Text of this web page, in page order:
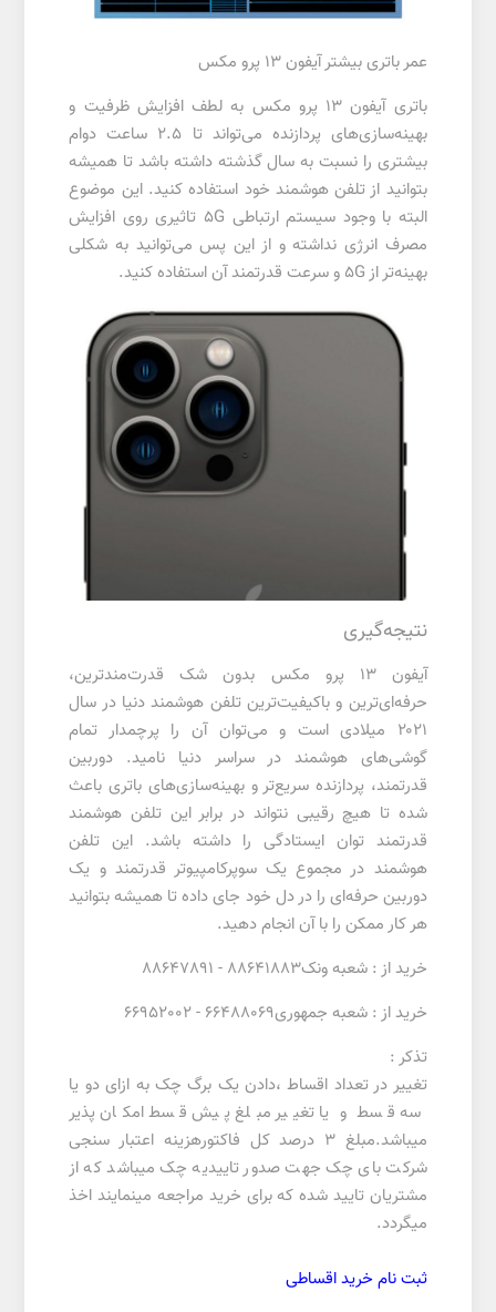
عمر باتری بیشتر آیفون 13 پرو مکس
باتری آیفون ۱۳ پرو مکس به لطف افزایش ظرفیت و
بهینه‌سازی‌های پردازنده می‌تواند تا ۲.۵ ساعت دوام
بیشتری را نسبت به سال گذشته داشته باشد تا همیشه
بتوانید از تلفن هوشمند خود استفاده کنید. این موضوع
البته با وجود سیستم ارتباطی 5G تاثیری روی افزایش
مصرف انرژی نداشته و از این پس می‌توانید به شکلی
بهینه‌تر از 5G و سرعت قدرتمند آن استفاده کنید.
نتیجه‌گیری
آیفون 13 پرو مکس بدون شک قدرت‌مند‌ترین،
حرفه‌ای‌ترین و باکیفیت‌ترین تلفن هوشمند دنیا در سال
۲۰۲۱ میلادی است و می‌توان آن را پرچمدار تمام
گوشی‌های هوشمند در سراسر دنیا نامید. دوربین
قدرتمند، پردازنده سریع‌تر و بهینه‌سازی‌های باتری باعث
شده تا هیچ رقیبی نتواند در برابر این تلفن هوشمند
قدرتمند توان ایستادگی را داشته باشد. این تلفن
هوشمند در مجموع یک سوپرکامپیوتر قدرتمند و یک
دوربین حرفه‌ای را در دل خود جای داده تا همیشه بتوانید
هر کار ممکن را با آن انجام دهید.
خرید از : شعبه ونک88641883 - 88647891
خرید از : شعبه جمهوری66488069 - 66952002
تذکر :
تغییر در تعداد اقساط ،دادن یک برگ چک به ازای دو یا
سه قسط و یا تغییر مبلغ پیش قسط امکان پذیر
میباشد.مبلغ 3 درصد کل فاکتورهزینه اعتبار سنجی
شرکت بای چک جهت صدور تاییدیه چک میباشد که از
مشتریان تایید شده که برای خرید مراجعه مینمایند اخذ
میگردد.
ثبت نام خرید اقساطی